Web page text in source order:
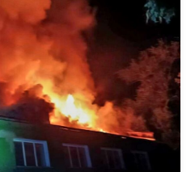
Venäjän
Ruokavirasto kertoi Posi
ensimmäisestä
sekä
[…]